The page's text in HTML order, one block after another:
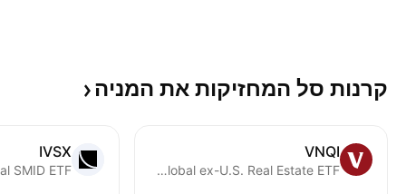
קרנות סל המחזיקות את המניה
VNQI
Vanguard Global ex-U.S. Real Estate ETF
IVSX